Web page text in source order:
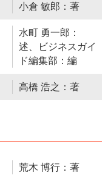
小倉 敏郎：著
水町 勇一郎：
述、ビジネスガイ
ド編集部：編
高橋 浩之：著
荒木 博行：著